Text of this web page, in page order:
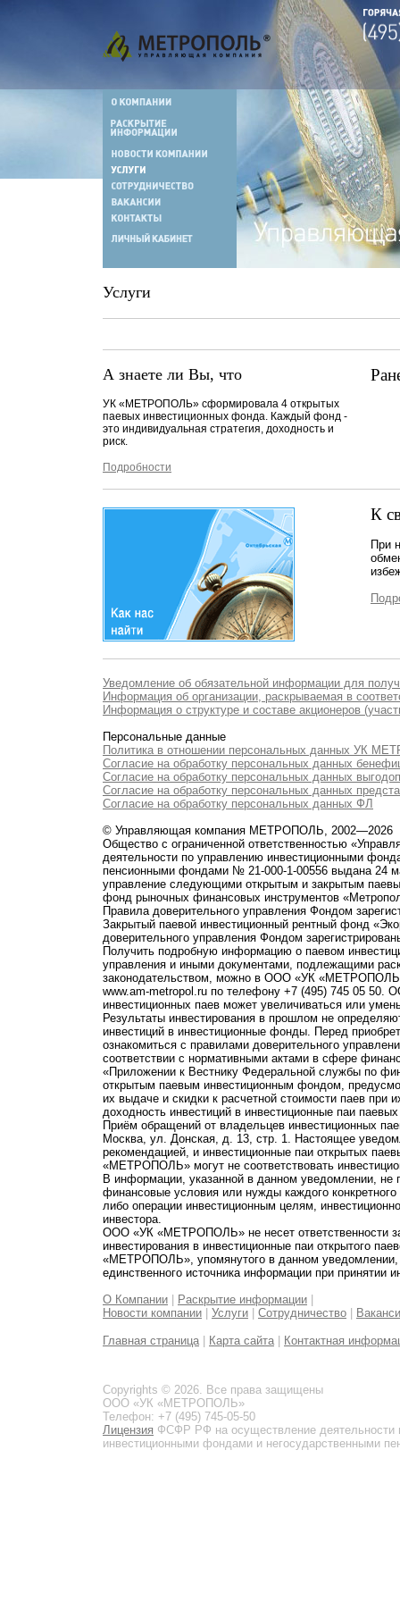
Услуги
А знаете ли Вы, что
УК «МЕТРОПОЛЬ» сформировала 4 открытых
паевых инвестиционных фонда. Каждый фонд -
это индивидуальная стратегия, доходность и
риск.
Подробности
К
При
Уведомление об обязательной информации для
Информация об организации, раскрываемая в
Информация о структуре и составе акционеров
Персональные данные
Политика в отношении персональных данных УК
Согласие на обработку персональных данных
Согласие на обработку персональных данных
Согласие на обработку персональных данных
Согласие на обработку персональных данных ФЛ
© Управляющая компания МЕТРОПОЛЬ, 2002—2026
Общество с ограниченной ответственностью
деятельности по управлению инвестиционными
пенсионными фондами № 21-000-1-00556 выдана 24
управление следующими открытым и закрытым
фонд рыночных финансовых инструментов
Правила доверительного управления Фондом
Закрытый паевой инвестиционный рентный фонд
доверительного управления Фондом
Получить подробную информацию о паевом
управления и иными документами, подлежащими
законодательством, можно в ООО «УК
www.am-metropol.ru по телефону +7 (495) 745 05
инвестиционных паев может увеличиваться или
Результаты инвестирования в прошлом не
инвестиций в инвестиционные фонды. Перед
ознакомиться с правилами доверительного
соответствии с нормативными актами в сфере
«Приложении к Вестнику Федеральной службы по
открытым паевым инвестиционным фондом,
их выдаче и скидки к расчетной стоимости паев при
доходность инвестиций в инвестиционные паи
Приём обращений от владельцев инвестиционных
Москва, ул. Донская, д. 13, стр. 1. Настоящее
рекомендацией, и инвестиционные паи открытых
«МЕТРОПОЛЬ» могут не соответствовать
В информации, указанной в данном уведомлении,
финансовые условия или нужды каждого
либо операции инвестиционным целям,
инвестора.
ООО «УК «МЕТРОПОЛЬ» не несет ответственности
инвестирования в инвестиционные паи открытого
«МЕТРОПОЛЬ», упомянутого в данном уведомлении,
единственного источника информации при принятии
О Компании
Раскрытие информации
Новости компании
Услуги Сотрудничество
Главная страница Карта сайта Контактная
Copyrights © 2026. Все права защищены
ООО «УК «МЕТРОПОЛЬ»
Телефон: +7 (495) 745-05-50
Лицензия ФСФР РФ на осуществление
инвестиционными фондами и негосударственными